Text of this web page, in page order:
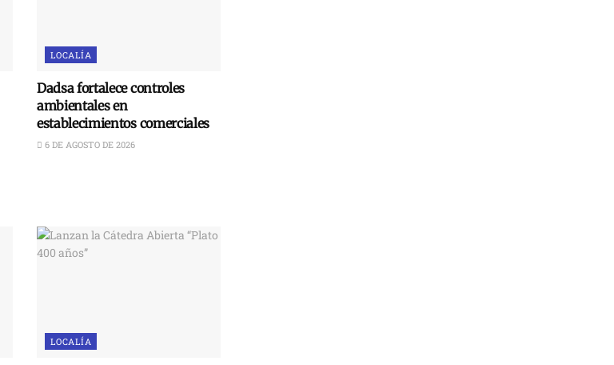
LOCALÍA
Dadsa fortalece controles
ambientales en
establecimientos comerciales
6 DE AGOSTO DE 2026
LOCALÍA